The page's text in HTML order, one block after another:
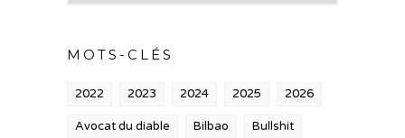
MOTS-CLÉS
2022 2023 2024 2025 2026
Avocat du diable Bilbao Bullshit